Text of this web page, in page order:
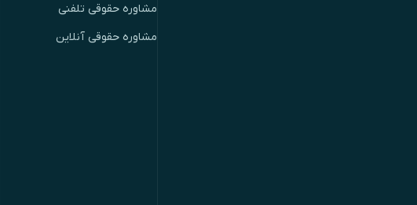
مشاوره حقوقی تلفنی
مشاوره حقوقی آنلاین